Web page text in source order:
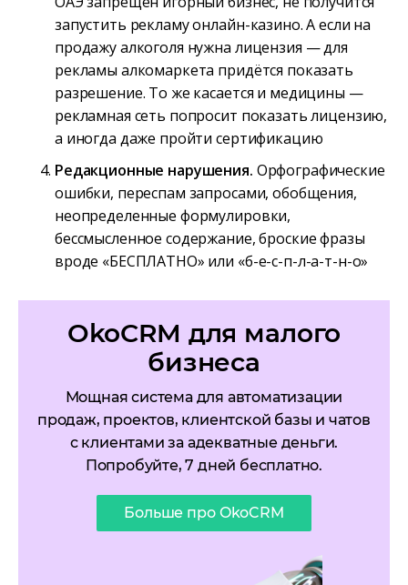
запустить рекламу онлайн-казино. А если на
продажу алкоголя нужна лицензия — для
рекламы алкомаркета придётся показать
разрешение. То же касается и медицины —
рекламная сеть попросит показать лицензию,
а иногда даже пройти сертификацию
Редакционные нарушения. Орфографические
ошибки, переспам запросами, обобщения,
неопределенные формулировки,
бессмысленное содержание, броские фразы
вроде «БЕСПЛАТНО» или «б-е-с-п-л-а-т-н-о»
OkoCRM для малого
бизнеса
Мощная система для автоматизации
продаж, проектов, клиентской базы и чатов
с клиентами за адекватные деньги.
Попробуйте, 7 дней бесплатно.
Больше про OkoCRM